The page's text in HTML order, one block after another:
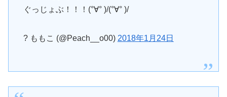
ぐっじょぶ！！！(°∀° )/(°∀° )/
? ももこ (@Peach__o00) 2018年1月24日